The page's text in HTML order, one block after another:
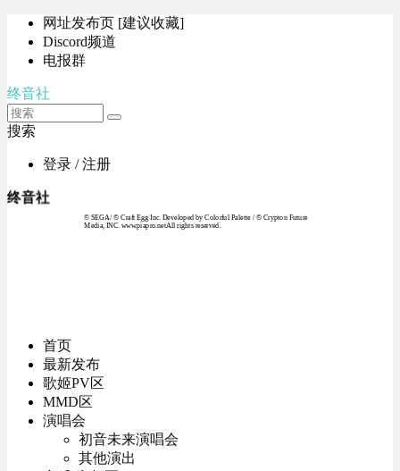
网址发布页 [建议收藏]
Discord频道
电报群
终音社
搜索
登录 / 注册
终音社
© SEGA / © Craft Egg Inc. Developed by Colorful Palette / © Crypton Future
Media, INC. www.piapro.netAll rights reserved.
首页
最新发布
歌姬PV区
MMD区
演唱会
初音未来演唱会
其他演出